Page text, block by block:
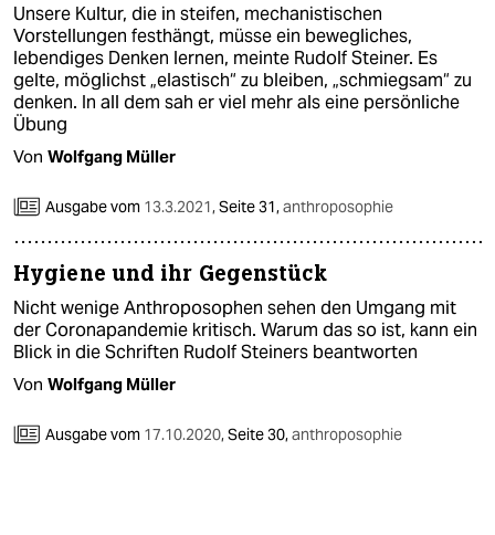
Unsere Kultur, die in steifen, mechanistischen
Vorstellungen festhängt, müsse ein bewegliches,
lebendiges Denken lernen, meinte Rudolf Steiner. Es
gelte, möglichst „elastisch“ zu bleiben, „schmiegsam“ zu
denken. In all dem sah er viel mehr als eine persönliche
Übung
Von Wolfgang Müller
Ausgabe vom 13.3.2021,Seite 31,anthroposophie
Hygiene und ihr Gegenstück
Nicht wenige Anthroposophen sehen den Umgang mit
der Coronapandemie kritisch. Warum das so ist, kann ein
Blick in die Schriften Rudolf Steiners beantworten
Von Wolfgang Müller
Ausgabe vom 17.10.2020,Seite 30,anthroposophie